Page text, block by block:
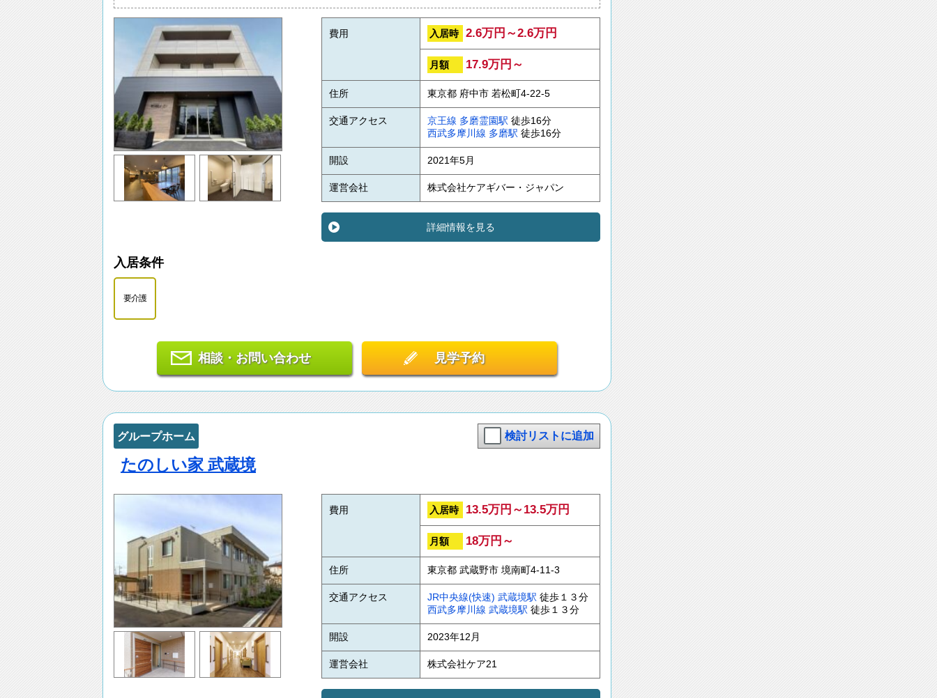
費用 入居時 2.6万円～2.6万円
月額 17.9万円～
住所 東京都 府中市 若松町4-22-5
交通アクセス 京王線 多磨霊園駅 徒歩16分
西武多摩川線 多磨駅 徒歩16分
開設 2021年5月
運営会社 株式会社ケアギバー・ジャパン
詳細情報を見る
入居条件
要介護
相談・お問い合わせ 見学予約
グループホーム 検討リストに追加
たのしい家 武蔵境
費用 入居時 13.5万円～13.5万円
月額 18万円～
住所 東京都 武蔵野市 境南町4-11-3
交通アクセス JR中央線(快速) 武蔵境駅 徒歩１３分
西武多摩川線 武蔵境駅 徒歩１３分
開設 2023年12月
運営会社 株式会社ケア21